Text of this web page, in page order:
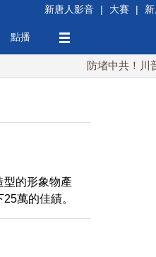
新唐人影音 | 大賽 |
點播
防堵中共！川普
型的形象物產
萬的佳績。